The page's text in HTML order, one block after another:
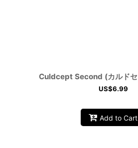
Culdcept Second (カルドセ
US$6.99
Add to Cart